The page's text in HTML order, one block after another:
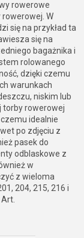
rowerowe
W
się na przykład ta
się na
bagażnika i
rolowanego
dzięki czemu
warunkach
niskim lub
torby rowerowej
idealnie
po zdjęciu z
pasek do
odblaskowe z
w
z wieloma
204, 215, 216 i